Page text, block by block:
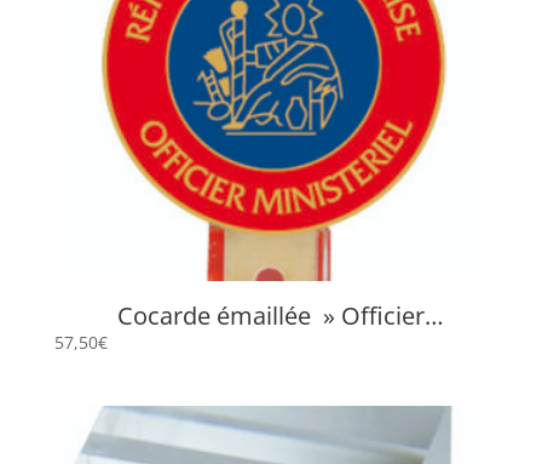
Cocarde émaillée » Officier
57,50€